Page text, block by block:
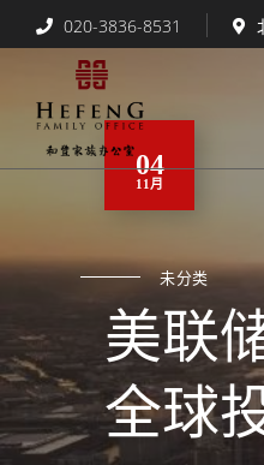
020-3836-8531
04
11月
未分类
美联
全球